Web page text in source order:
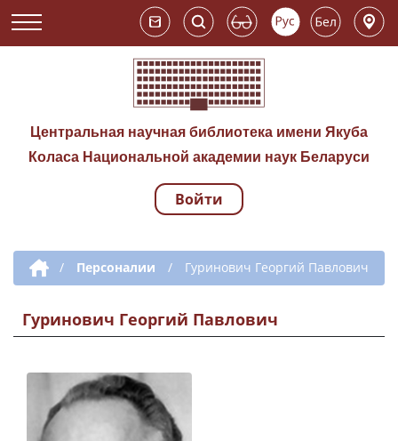
Центральная научная библиотека имени Якуба
Коласа Национальной академии наук Беларуси
Навигация по
Войти
Дополнительная навигация
/ Персоналии / Гуринович Георгий Павлович
Гуринович Георгий Павлович